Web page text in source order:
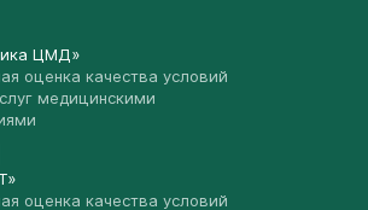
ЦМД»
оценка качества условий
медицинскими
оценка качества условий